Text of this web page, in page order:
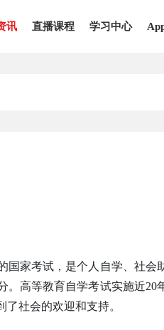
讯 直播课程 学习中心
家考试，是个人自学、社会
高等教育自学考试实施近20
社会的欢迎和支持。